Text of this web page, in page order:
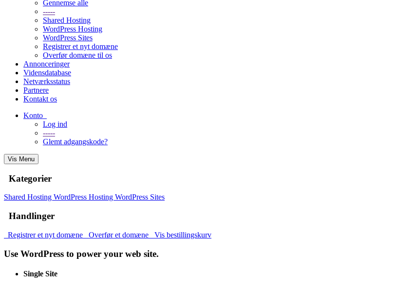
Gennemse alle
-----
Shared Hosting
WordPress Hosting
WordPress Sites
Registrer et nyt domæne
Overfør domæne til os
Annonceringer
Vidensdatabase
Netværksstatus
Partnere
Kontakt os
Konto
Log ind
-----
Glemt adgangskode?
Vis Menu
Kategorier
Shared Hosting WordPress Hosting WordPress Sites
Handlinger
Registrer et nyt domæne Overfør et domæne Vis bestillingskurv
Use WordPress to power your web site.
Single Site